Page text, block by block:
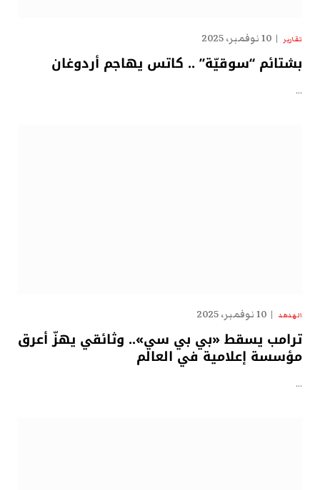
تقارير 10 نوفمبر، 2025
بشتائم “سوقيّة” .. كاتس يهاجم أردوغان
…
الهدهد 10 نوفمبر، 2025
ترامب يسقط «بي بي سي».. وثائقي يهزّ أعرق
مؤسسة إعلامية في العالم
…